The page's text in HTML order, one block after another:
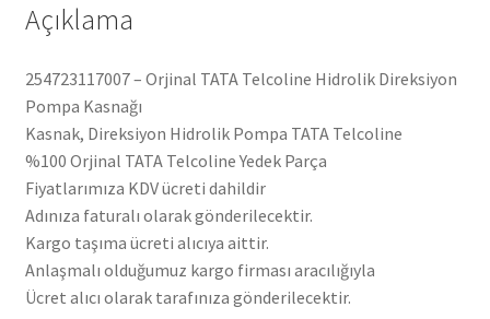
Açıklama
254723117007 – Orjinal TATA Telcoline Hidrolik Direksiyon
Pompa Kasnağı
Kasnak, Direksiyon Hidrolik Pompa TATA Telcoline
%100 Orjinal TATA Telcoline Yedek Parça
Fiyatlarımıza KDV ücreti dahildir
Adınıza faturalı olarak gönderilecektir.
Kargo taşıma ücreti alıcıya aittir.
Anlaşmalı olduğumuz kargo firması aracılığıyla
Ücret alıcı olarak tarafınıza gönderilecektir.